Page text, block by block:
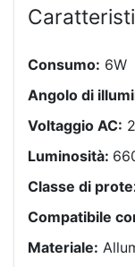
Consumo: 6W
Angolo di
Voltaggio AC:
Luminosità:
Classe di
Compatibile
Materiale: